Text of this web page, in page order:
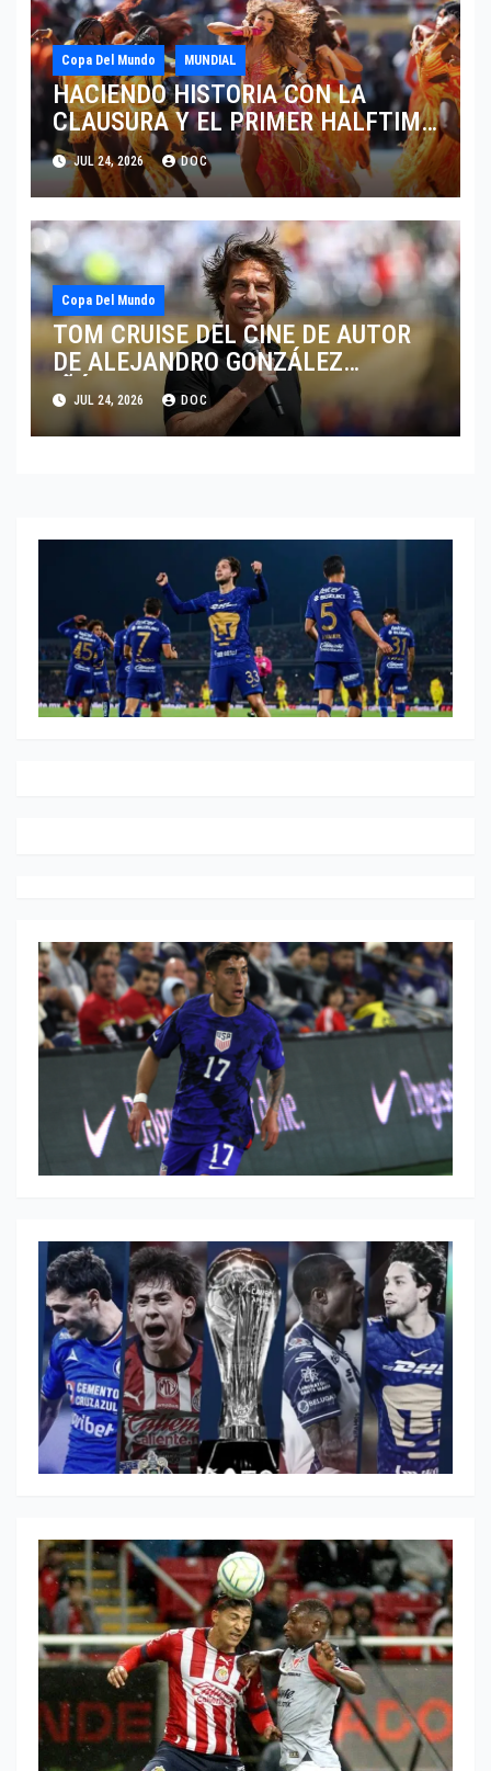
Copa Del Mundo MUNDIAL
HACIENDO HISTORIA CON LA
CLAUSURA Y EL PRIMER HALFTIME
SHOW EN LA HISTORIA DEL
MUNDIAL 2026
JUL 24, 2026 DOC
Copa Del Mundo
TOM CRUISE DEL CINE DE AUTOR
DE ALEJANDRO GONZÁLEZ
IÑÁRRITU AL ESCENARIO MUNDIAL
EN LA COPA DEL MUNDO 2026
JUL 24, 2026 DOC